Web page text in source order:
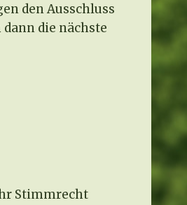
den Ausschluss
die nächste
Stimmrecht